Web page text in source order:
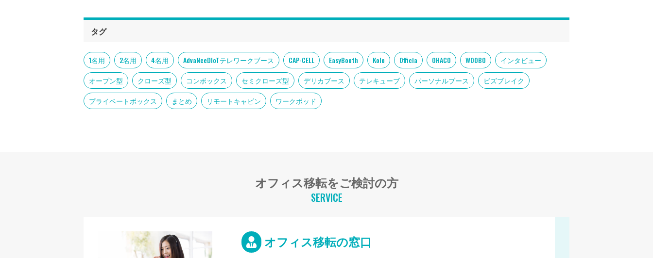
タグ
1名用 2名用 4名用 AdvaNceDIoTテレワークブース CAP-CELL EasyBooth Kolo Officia OHACO WOOBO
インタビュー
オープン型
クローズ型 コンボックス セミクローズ型 デリカブース テレキューブ パーソナルブース
ビズブレイク
プライベートボックス
まとめ リモートキャビン ワークポッド
オフィス移転をご検討の方
SERVICE
オフィス移転の窓口